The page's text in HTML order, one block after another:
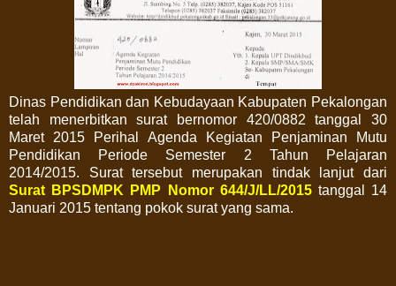
Dinas Pendidikan dan Kebudayaan Kabupaten Pekalongan
telah menerbitkan surat bernomor 420/0882 tanggal 30
Maret 2015 Perihal Agenda Kegiatan Penjaminan Mutu
Pendidikan Periode Semester 2 Tahun Pelajaran
2014/2015. Surat tersebut merupakan tindak lanjut dari
Surat BPSDMPK PMP Nomor 644/J/LL/2015tanggal 14
Januari 2015 tentang pokok surat yang sama.